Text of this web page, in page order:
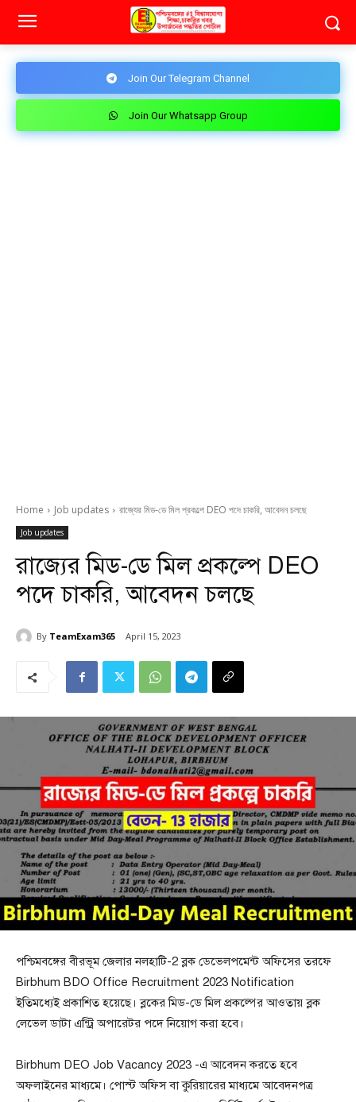
Join Our Telegram Channel
Join Our Whatsapp Group
Home Job updates রাজ্যের মিড-ডে মিল প্রকল্পে DEO পদে চাকরি, আবেদন চলছে
Job updates
রাজ্যের মিড-ডে মিল প্রকল্পে DEO
পদে চাকরি, আবেদন চলছে
By TeamExam365 April 15, 2023
পশ্চিমবঙ্গের বীরভূম জেলার নলহাটি-2 ব্লক ডেভেলপমেন্ট অফিসের তরফে
Birbhum BDO Office Recruitment 2023 Notification
ইতিমধ্যেই প্রকাশিত হয়েছে। ব্লকের মিড-ডে মিল প্রকল্পের আওতায় ব্লক
লেভেল ডাটা এন্ট্রি অপারেটর পদে নিয়োগ করা হবে।
Birbhum DEO Job Vacancy 2023 -এ আবেদন করতে হবে
অফলাইনের মাধ্যমে। পোস্ট অফিস বা কুরিয়ারের মাধ্যমে আবেদনপত্র